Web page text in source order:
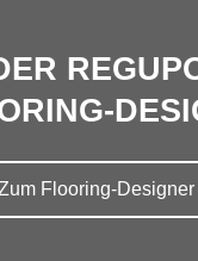
Flooring-Designer